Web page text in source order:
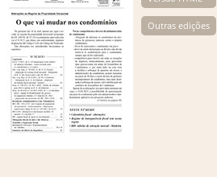
Outras edições